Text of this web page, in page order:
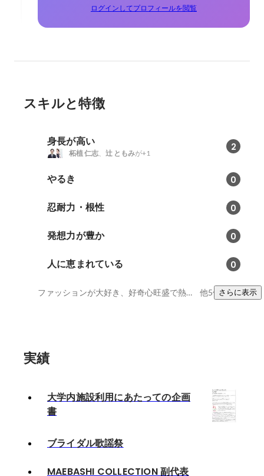
ログインしてプロフィールを閲覧
スキルと特徴
身長が高い 2
柘植 仁志、 辻 ともみが+1
やるき 0
忍耐力・根性 0
発想力が豊か 0
人に恵まれている 0
ファッションが大好き、好奇心旺盛で熱量があります！、負けず嫌いからくる追求力 他5件さらに表示
実績
大学内施設利用にあたっての企画
書
ブライダル歌謡祭
MAEBASHI COLLECTION 副代表